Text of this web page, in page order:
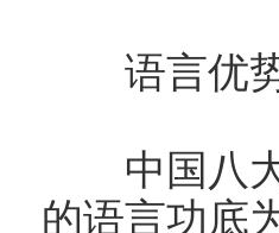
语言优势
中国八大
的语言功底